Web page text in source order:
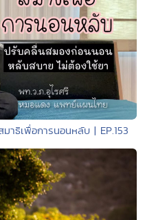
ธิเพื่อการนอนหลับ | EP.153